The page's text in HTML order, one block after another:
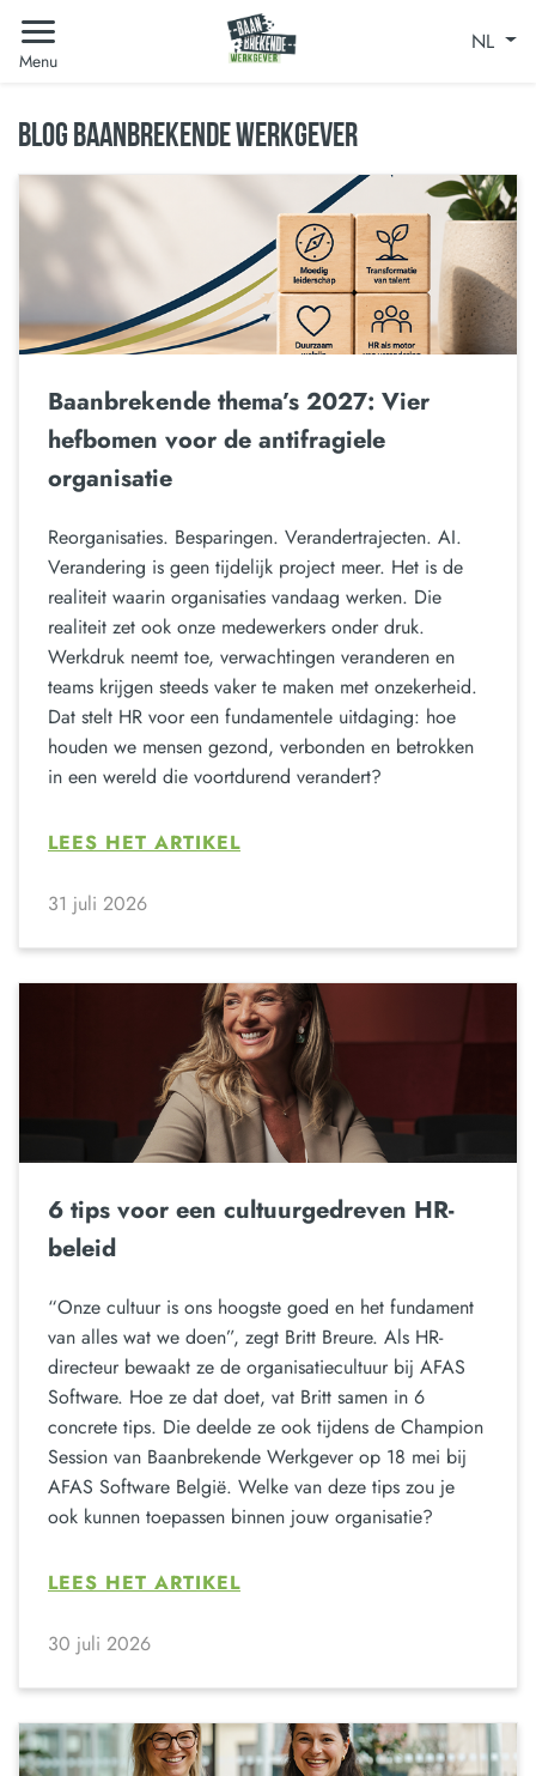
Menu
NL
BLOG BAANBREKENDE WERKGEVER
Baanbrekende thema’s 2027: Vier
hefbomen voor de antifragiele
organisatie
Reorganisaties. Besparingen. Verandertrajecten. AI.
Verandering is geen tijdelijk project meer. Het is de
realiteit waarin organisaties vandaag werken. Die
realiteit zet ook onze medewerkers onder druk.
Werkdruk neemt toe, verwachtingen veranderen en
teams krijgen steeds vaker te maken met onzekerheid.
Dat stelt HR voor een fundamentele uitdaging: hoe
houden we mensen gezond, verbonden en betrokken
in een wereld die voortdurend verandert?
LEES HET ARTIKEL
31 juli 2026
6 tips voor een cultuurgedreven HR-
beleid
“Onze cultuur is ons hoogste goed en het fundament
van alles wat we doen”, zegt Britt Breure. Als HR-
directeur bewaakt ze de organisatiecultuur bij AFAS
Software. Hoe ze dat doet, vat Britt samen in 6
concrete tips. Die deelde ze ook tijdens de Champion
Session van Baanbrekende Werkgever op 18 mei bij
AFAS Software België. Welke van deze tips zou je
ook kunnen toepassen binnen jouw organisatie?
LEES HET ARTIKEL
30 juli 2026